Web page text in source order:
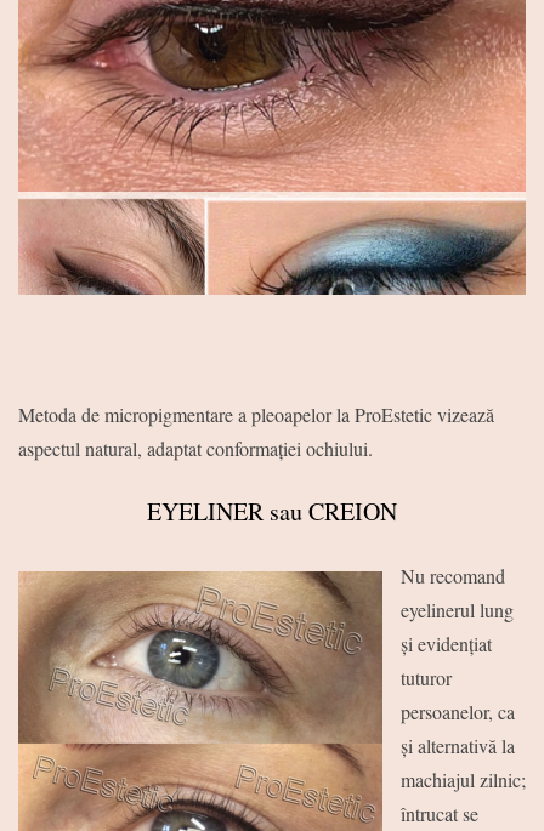
Metoda de micropigmentare a pleoapelor la ProEstetic vizează
aspectul natural, adaptat conformației ochiului.
EYELINER sau CREION
Nu recomand
eyelinerul lung
și evidențiat
tuturor
persoanelor, ca
și alternativă la
machiajul zilnic;
întrucat se